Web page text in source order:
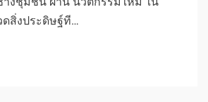
ดสิ่งประดิษฐ์ที…